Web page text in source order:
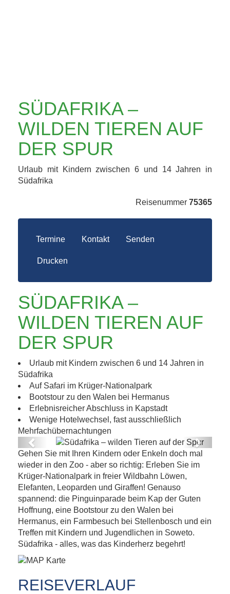
SÜDAFRIKA –
WILDEN TIEREN AUF
DER SPUR
Urlaub mit Kindern zwischen 6 und 14 Jahren in
Südafrika
Reisenummer 75365
Termine Kontakt Senden
Drucken
SÜDAFRIKA –
WILDEN TIEREN AUF
DER SPUR
Urlaub mit Kindern zwischen 6 und 14 Jahren in
Südafrika
Auf Safari im Krüger-Nationalpark
Bootstour zu den Walen bei Hermanus
Erlebnisreicher Abschluss in Kapstadt
Wenige Hotelwechsel, fast ausschließlich
Mehrfachübernachtungen
Südafrika – wilden Tieren auf der Spur
Previous Next
Gehen Sie mit Ihren Kindern oder Enkeln doch mal
wieder in den Zoo - aber so richtig: Erleben Sie im
Krüger-Nationalpark in freier Wildbahn Löwen,
Elefanten, Leoparden und Giraffen! Genauso
spannend: die Pinguinparade beim Kap der Guten
Hoffnung, eine Bootstour zu den Walen bei
Hermanus, ein Farmbesuch bei Stellenbosch und ein
Treffen mit Kindern und Jugendlichen in Soweto.
Südafrika - alles, was das Kinderherz begehrt!
REISEVERLAUF